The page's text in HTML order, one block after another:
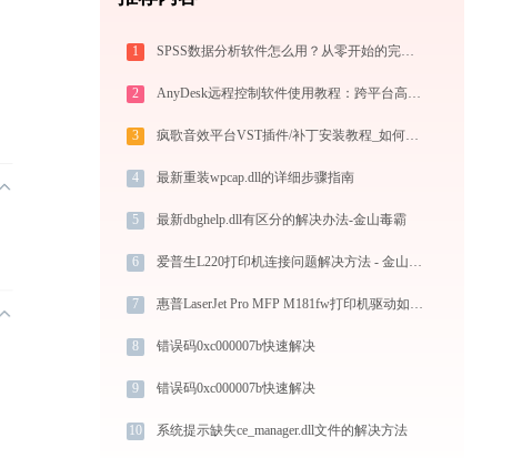
1 SPSS数据分析软件怎么用？从零开始的完整操作指南（附实战案例）
2 AnyDesk远程控制软件使用教程：跨平台高速远程桌面连接完全指南
3 疯歌音效平台VST插件/补丁安装教程_如何加载插件效果包
4 最新重装wpcap.dll的详细步骤指南
5 最新dbghelp.dll有区分的解决办法-金山毒霸
6 爱普生L220打印机连接问题解决方法 - 金山毒霸
7 惠普LaserJet Pro MFP M181fw打印机驱动如何下载安装？这里有你需要的所有信息
8 错误码0xc000007b快速解决
9 错误码0xc000007b快速解决
10 系统提示缺失ce_manager.dll文件的解决方法